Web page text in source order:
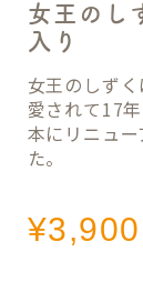
女王のし
入り
¥3,900
女王のしず
愛されて17
本にリニュ
た。